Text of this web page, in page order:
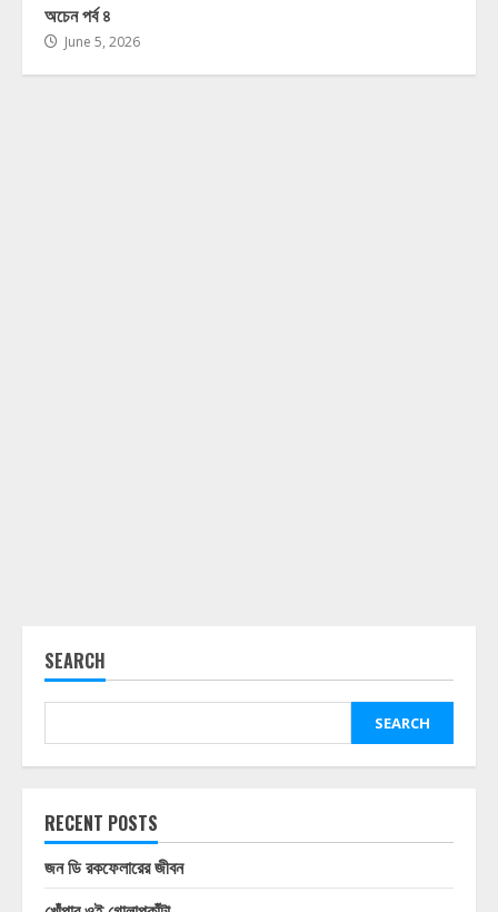
অচেন পর্ব ৪
June 5, 2026
SEARCH
SEARCH
RECENT POSTS
জন ডি রকফেলারের জীবন